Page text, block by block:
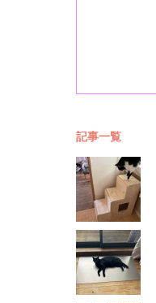
記事一覧